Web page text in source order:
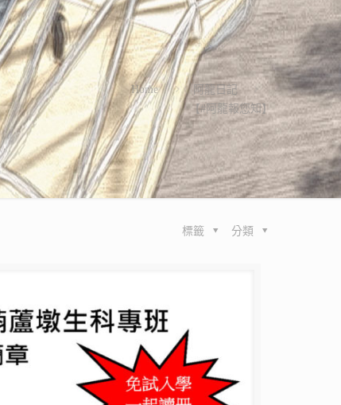
Home
阿龍日記
【#阿龍報您知】
分類
標籤